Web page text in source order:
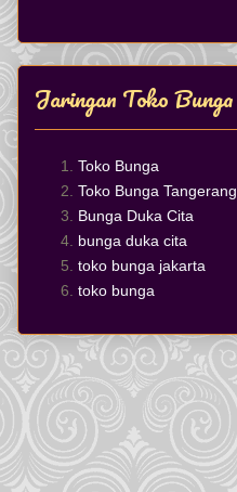
Jaringan Toko Bunga
Toko Bunga
Toko Bunga Tangerang
Bunga Duka Cita
bunga duka cita
toko bunga jakarta
toko bunga